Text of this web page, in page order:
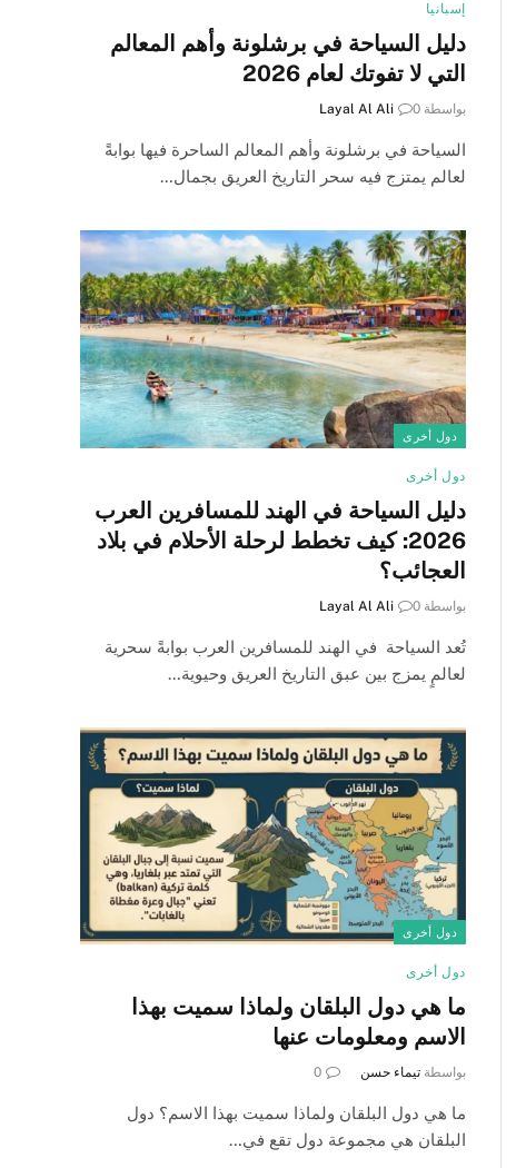
إسبانيا
دليل السياحة في برشلونة وأهم المعالم
التي لا تفوتك لعام 2026
بواسطة Layal Al Ali 0
السياحة في برشلونة وأهم المعالم الساحرة فيها بوابةً
لعالم يمتزج فيه سحر التاريخ العريق بجمال…
دول أخرى
دول أخرى
دليل السياحة في الهند للمسافرين العرب
2026: كيف تخطط لرحلة الأحلام في بلاد
العجائب؟
بواسطة Layal Al Ali 0
تُعد السياحة في الهند للمسافرين العرب بوابةً سحرية
لعالمٍ يمزج بين عبق التاريخ العريق وحيوية…
دول أخرى
دول أخرى
ما هي دول البلقان ولماذا سميت بهذا
الاسم ومعلومات عنها
بواسطة تيماء حسن 0
ما هي دول البلقان ولماذا سميت بهذا الاسم؟ دول
البلقان هي مجموعة دول تقع في…